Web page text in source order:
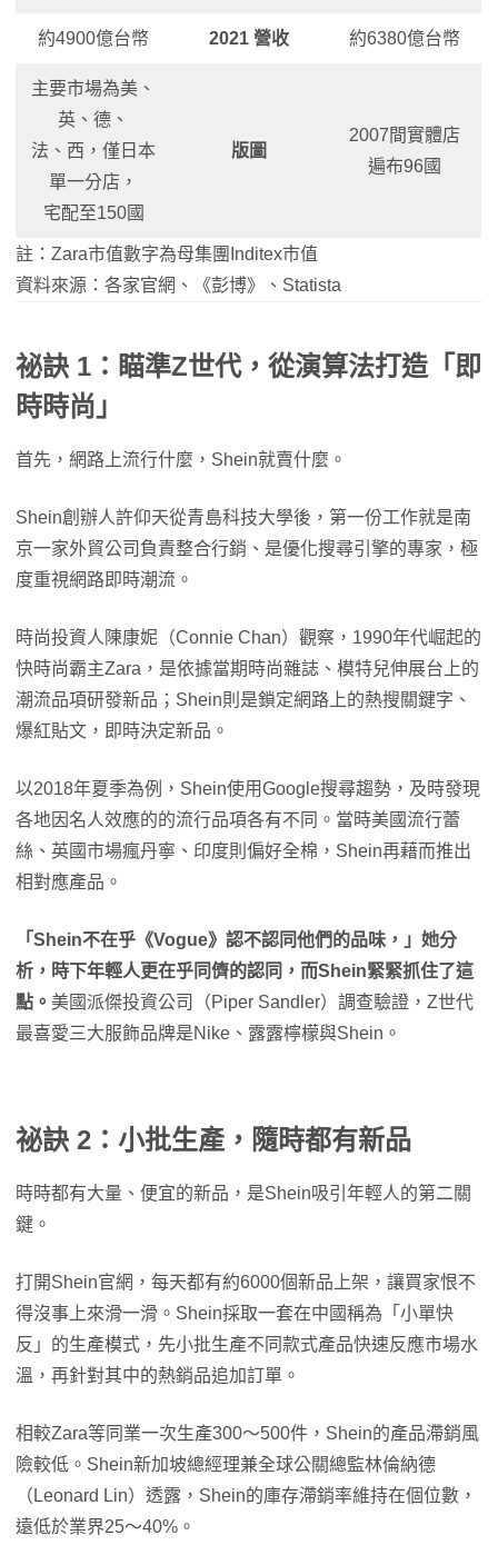
約4900億台幣 2021 營收 約6380億台幣
主要市場為美、
英、德、
法、西，僅日本
單一分店，
宅配至150國
版圖
2007間實體店
遍布96國
註：Zara市值數字為母集團Inditex市值
資料來源：各家官網、《彭博》、Statista
祕訣 1：瞄準Z世代，從演算法打造「即
時時尚」
首先，網路上流行什麼，Shein就賣什麼。
Shein創辦人許仰天從青島科技大學後，第一份工作就是南
京一家外貿公司負責整合行銷、是優化搜尋引擎的專家，極
度重視網路即時潮流。
時尚投資人陳康妮（Connie Chan）觀察，1990年代崛起的
快時尚霸主Zara，是依據當期時尚雜誌、模特兒伸展台上的
潮流品項研發新品；Shein則是鎖定網路上的熱搜關鍵字、
爆紅貼文，即時決定新品。
以2018年夏季為例，Shein使用Google搜尋趨勢，及時發現
各地因名人效應的的流行品項各有不同。當時美國流行蕾
絲、英國市場瘋丹寧、印度則偏好全棉，Shein再藉而推出
相對應產品。
「Shein不在乎《Vogue》認不認同他們的品味，」她分
析，時下年輕人更在乎同儕的認同，而Shein緊緊抓住了這
點。 美國派傑投資公司（Piper Sandler）調查驗證，Z世代
最喜愛三大服飾品牌是Nike、露露檸檬與Shein。
祕訣 2：小批生產，隨時都有新品
時時都有大量、便宜的新品，是Shein吸引年輕人的第二關
鍵。
打開Shein官網，每天都有約6000個新品上架，讓買家恨不
得沒事上來滑一滑。Shein採取一套在中國稱為「小單快
反」的生產模式，先小批生產不同款式產品快速反應市場水
溫，再針對其中的熱銷品追加訂單。
相較Zara等同業一次生產300～500件，Shein的產品滯銷風
險較低。Shein新加坡總經理兼全球公關總監林倫納德
（Leonard Lin）透露，Shein的庫存滯銷率維持在個位數，
遠低於業界25～40%。